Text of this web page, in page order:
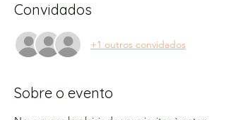
Convidados
+1 outros convidados
Sobre o evento